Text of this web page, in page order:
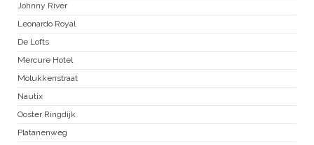
Johnny River
Leonardo Royal
De Lofts
Mercure Hotel
Molukkenstraat
Nautix
Ooster Ringdijk
Platanenweg